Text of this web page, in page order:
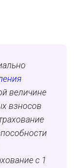
величине
взносов
с 1